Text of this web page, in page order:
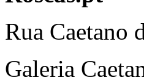
Rua Caetano
Galeria